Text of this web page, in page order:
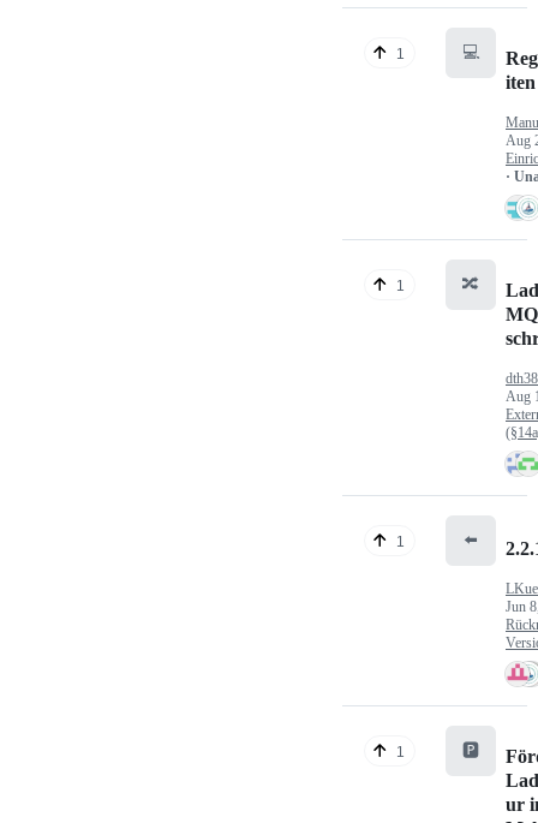
1 💻
iten
Aug
·
1 🔀
Aug
1 ⬅️
Jun
1 🅿️
ur